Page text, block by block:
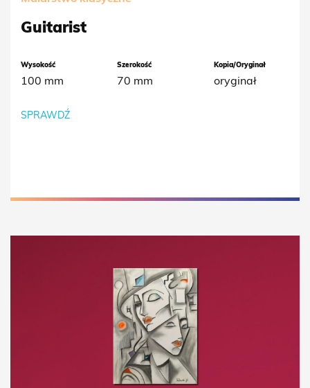
Guitarist
Wysokość
100 mm
Szerokość
70 mm
Kopia/Oryginał
oryginał
SPRAWDŹ